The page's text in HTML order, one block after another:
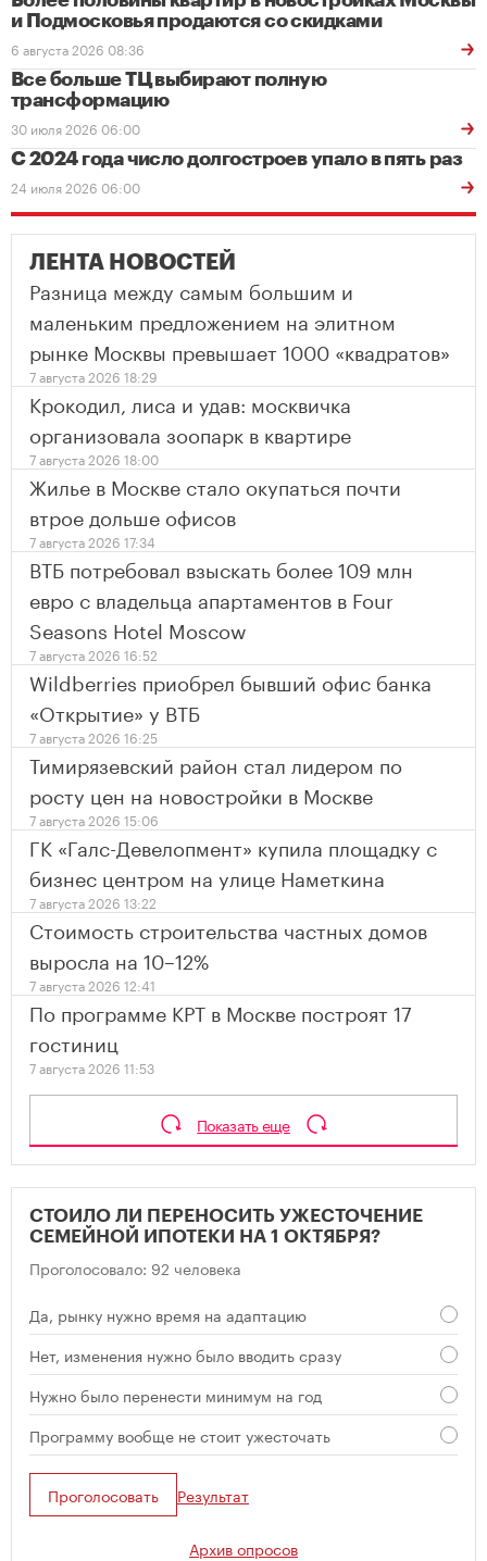
и Подмосковья продаются со скидками
6 августа 2026 08:36
Все больше ТЦ выбирают полную
трансформацию
30 июля 2026 06:00
С 2024 года число долгостроев упало в пять раз
24 июля 2026 06:00
ЛЕНТА НОВОСТЕЙ
Разница между самым большим и
маленьким предложением на элитном
рынке Москвы превышает 1000 «квадратов»
7 августа 2026 18:29
Крокодил, лиса и удав: москвичка
организовала зоопарк в квартире
7 августа 2026 18:00
Жилье в Москве стало окупаться почти
втрое дольше офисов
7 августа 2026 17:34
ВТБ потребовал взыскать более 109 млн
евро с владельца апартаментов в Four
Seasons Hotel Moscow
7 августа 2026 16:52
Wildberries приобрел бывший офис банка
«Открытие» у ВТБ
7 августа 2026 16:25
Тимирязевский район стал лидером по
росту цен на новостройки в Москве
7 августа 2026 15:06
ГК «Галс-Девелопмент» купила площадку с
бизнес центром на улице Наметкина
7 августа 2026 13:22
Стоимость строительства частных домов
выросла на 10–12%
7 августа 2026 12:41
По программе КРТ в Москве построят 17
гостиниц
7 августа 2026 11:53
Показать еще
СТОИЛО ЛИ ПЕРЕНОСИТЬ УЖЕСТОЧЕНИЕ
СЕМЕЙНОЙ ИПОТЕКИ НА 1 ОКТЯБРЯ?
Проголосовало: 92 человека
Да, рынку нужно время на адаптацию
Нет, изменения нужно было вводить сразу
Нужно было перенести минимум на год
Программу вообще не стоит ужесточать
Проголосовать Результат
Архив опросов